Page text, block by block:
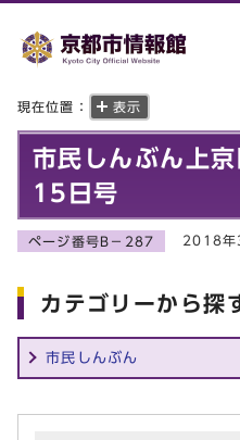
現在位置： 表示
市民しんぶん上
15日号
ページ番号B－287 2018年
カテゴリーから探
市民しんぶん